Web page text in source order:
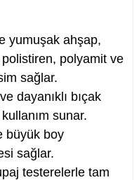
yumuşak ahşap,
polyamit ve
sağlar.
dayanıklı bıçak
sunar.
büyük boy
sağlar.
testerelerle tam